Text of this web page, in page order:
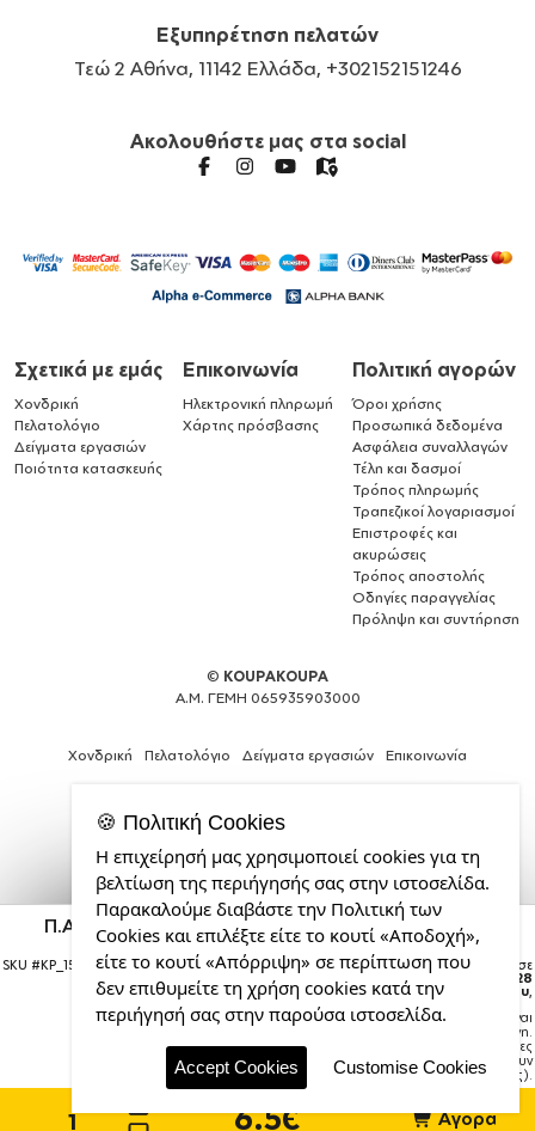
Π.Α.Ο., Στολίδι Χριστουγεννιάτικη μπάλα δένδρου
Κόκκινη 8cm
SKU #KP_15988_bauble-red Η παραγγελία σας θα παραδοθεί σε
courier έως την Παρασκευή 28
Αυγούστου,
Σημείωση:Η παράδοση στο courier είναι
εκτιμώμενη.
1–3 εργάσιμες
ημέρες (ενδέχεται να υπάρξουν
καθυστερήσεις).
6.5€ Αγορά
Εξυπηρέτηση πελατών
Τεώ 2 Αθήνα, 11142 Ελλάδα, +302152151246
Ακολουθήστε μας στα social
Σχετικά με εμάς
Χονδρική
Πελατολόγιο
Δείγματα εργασιών
Ποιότητα κατασκευής
Επικοινωνία
Ηλεκτρονική πληρωμή
Χάρτης πρόσβασης
Πολιτική αγορών
Όροι χρήσης
Προσωπικά δεδομένα
Ασφάλεια συναλλαγών
Τέλη και δασμοί
Τρόπος πληρωμής
Τραπεζικοί λογαριασμοί
Επιστροφές και
ακυρώσεις
Τρόπος αποστολής
Οδηγίες παραγγελίας
Πρόληψη και συντήρηση
© KOUPAKOUPA
Α.Μ. ΓΕΜΗ 065935903000
Χονδρική Πελατολόγιο Δείγματα εργασιών Επικοινωνία
Expert
Web
Development
Services
από
την
CDL.gr
🍪 Πολιτική Cookies
Η επιχείρησή μας χρησιμοποιεί cookies για τη
βελτίωση της περιήγησής σας στην ιστοσελίδα.
Παρακαλούμε διαβάστε την Πολιτική των
Cookies και επιλέξτε είτε το κουτί «Αποδοχή»,
είτε το κουτί «Απόρριψη» σε περίπτωση που
δεν επιθυμείτε τη χρήση cookies κατά την
περιήγησή σας στην παρούσα ιστοσελίδα.
Accept Cookies Customise Cookies